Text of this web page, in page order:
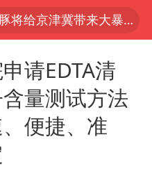
白海豚将给京津冀带来大暴雨
小学教师减少13.19万
请EDTA清
量测试方法
便捷、准